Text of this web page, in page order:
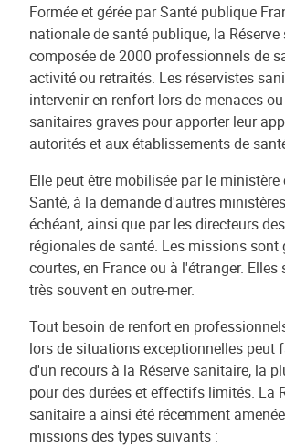
Formée et gérée par Santé publique
nationale de santé publique, la
composée de 2000 professionnels de
activité ou retraités. Les réservistes
intervenir en renfort lors de menaces
sanitaires graves pour apporter leur
autorités et aux établissements de
Elle peut être mobilisée par le ministère
Santé, à la demande d'autres
échéant, ainsi que par les directeurs
régionales de santé. Les missions sont
courtes, en France ou à l'étranger. Elles
très souvent en outre-mer.
Tout besoin de renfort en
lors de situations exceptionnelles peut
d'un recours à la Réserve sanitaire, la
pour des durées et effectifs limités. La
sanitaire a ainsi été récemment
missions des types suivants :